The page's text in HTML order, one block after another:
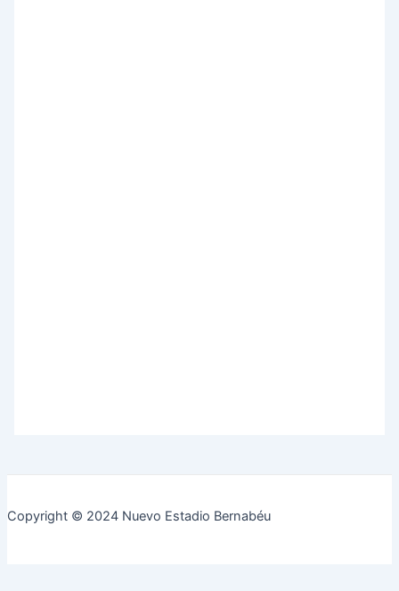
Copyright © 2024 Nuevo Estadio Bernabéu